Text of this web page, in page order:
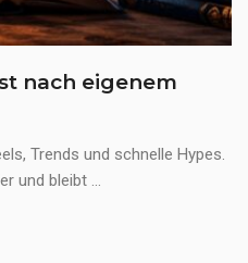
nach eigenem
Trends und schnelle Hypes.
und bleibt ...